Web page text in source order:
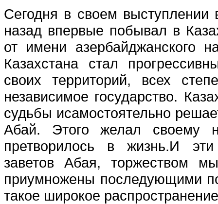
Сегодня в своем
назад впервые побывал в
от имени азербайджанского
Казахстана стал
своих территорий, всех
независимое государство.
судьбы исамостоятельно
Абай. Этого желал своему
претворилось в жизнь.И
заветов Абая, торжеством
приумножены последующими
такое широкое